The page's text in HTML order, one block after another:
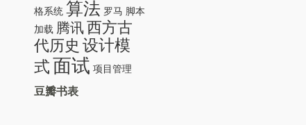
格系统 算法 罗马 脚本
加载 腾讯 西方古
代历史 设计模
式 面试 项目管理
豆瓣书表